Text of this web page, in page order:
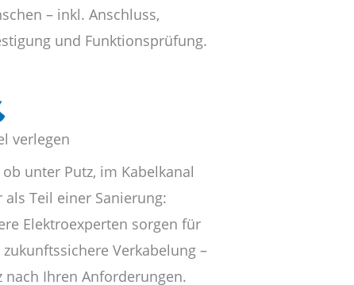
– inkl. Anschluss,
und Funktionsprüfung.
verlegen
ob unter Putz, im Kabelkanal
als Teil einer Sanierung:
Elektroexperten sorgen für
zukunftssichere Verkabelung –
nach Ihren Anforderungen.